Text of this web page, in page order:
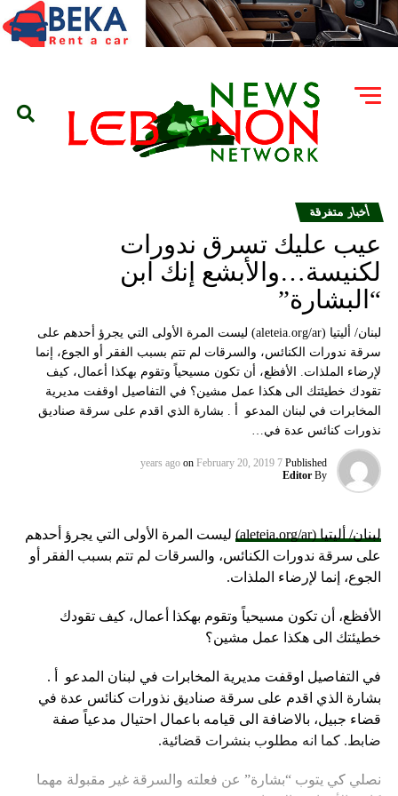
أخبار متفرقة
عيب عليك تسرق ندورات
لكنيسة…والأبشع إنك ابن
“البشارة”
لبنان/ أليتيا (aleteia.org/ar) ليست المرة الأولى التي يجرؤ أحدهم على
سرقة ندورات الكنائس، والسرقات لم تتم بسبب الفقر أو الجوع، إنما
لإرضاء الملذات. الأفظع، أن تكون مسيحياً وتقوم بهكذا أعمال، كيف
تقودك خطيئتك الى هكذا عمل مشين؟ في التفاصيل اوقفت مديرية
المخابرات في لبنان المدعو أ . بشارة الذي اقدم على سرقة صناديق
نذورات كنائس عدة في…
Published
7 years ago
on February 20, 2019
By
Editor
لبنان/ أليتيا (aleteia.org/ar)
ليست المرة الأولى التي يجرؤ أحدهم
على سرقة ندورات الكنائس، والسرقات لم تتم بسبب الفقر أو
الجوع، إنما لإرضاء الملذات.
الأفظع، أن تكون مسيحياً وتقوم بهكذا أعمال، كيف تقودك
خطيئتك الى هكذا عمل مشين؟
في التفاصيل اوقفت مديرية المخابرات في لبنان المدعو أ .
بشارة الذي اقدم على سرقة صناديق نذورات كنائس عدة في
قضاء جبيل، بالاضافة الى قيامه باعمال احتيال مدعياً صفة
ضابط. كما انه مطلوب بنشرات قضائية.
نصلي كي يتوب “بشارة” عن فعلته والسرقة غير مقبولة مهما